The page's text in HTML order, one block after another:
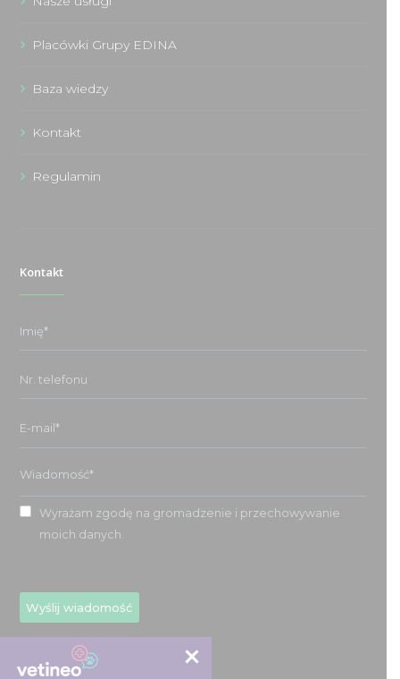
Placówki Grupy EDINA
Baza wiedzy
Kontakt
Regulamin
Kontakt
Wyrażam zgodę na gromadzenie i przechowywanie
moich danych.